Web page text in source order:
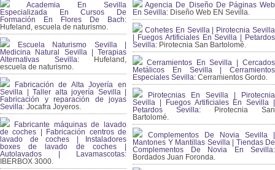
Academia En Sevilla
Especializada En Cursos De
Formación En Flores De Bach:
Hufeland, escuela de naturismo.
Escuela Naturismo Sevilla |
Medicina Natural Sevilla | Terapias
Alternativas Sevilla: Hufeland,
escuela de naturismo.
Fabricación de Alta Joyería en
Sevilla | Taller alta joyería Sevilla |
Fabricación y reparación de joyas
Sevilla: Jocafra Joyeros.
Fabricante máquinas de lavado
de coches | Fabricación centros de
lavado de coches | Instaladores
boxes de lavado de coches |
Autolavados | Lavamascotas:
IBERBOX 3000.
Agencia De Diseño De Páginas Web
En Sevilla: Diseño Web EN Sevilla.
Cohetes En Sevilla | Pirotecnia Sevilla
| Fuegos Artificiales En Sevilla | Petardos
Sevilla: Pirotecnia San Bartolomé.
Cerramientos En Sevilla | Cercados
Metálicos En Sevilla | Cerramientos
Especiales Sevilla: Cerramientos Gordo.
Pirotecnias En Sevilla | Pirotecnia
Sevilla | Fuegos Artificiales En Sevilla |
Petardos Sevilla: Pirotecnia San
Bartolomé.
Complementos De Novia Sevilla |
Mantones Y Mantillas Sevilla | Tiendas De
Complementos De Novia En Sevilla:
Bordados Juan Foronda.